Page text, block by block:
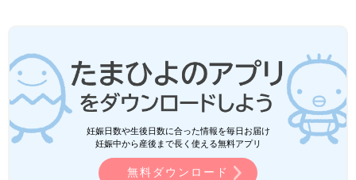
妊娠日数や生後日数に合った情報を毎日お届け
妊娠中から産後まで長く使える無料アプリ
無料ダウンロード